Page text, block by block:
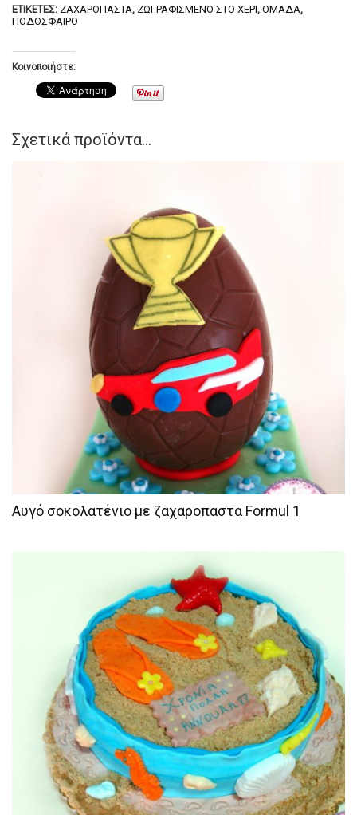
ΕΤΙΚΈΤΕΣ: ΖΑΧΑΡΌΠΑΣΤΑ, ΖΩΓΡΑΦΙΣΜΈΝΟ ΣΤΟ ΧΈΡΙ, ΟΜΆΔΑ,
ΠΟΔΌΣΦΑΙΡΟ
Κοινοποιήστε:
Σχετικά προϊόντα...
Αυγό σοκολατένιο με ζαχαροπαστα Formul 1